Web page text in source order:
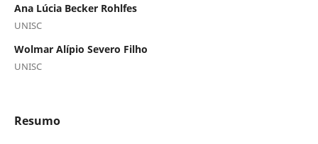
Ana Lúcia Becker Rohlfes
UNISC
Wolmar Alípio Severo Filho
UNISC
Resumo